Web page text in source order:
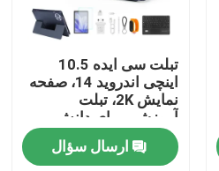
تبلت سی ایده 10.5
اینچی اندروید 14، صفحه
نمایش 2K، تبلت
آموزشی برای دانش
آموزان CM10500 Plus
ارسال سؤال